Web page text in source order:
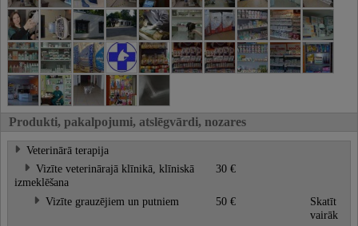
Produkti, pakalpojumi, atslēgvārdi, nozares
Veterinārā terapija
Vizīte veterinārajā klīnikā, klīniskā
izmeklēšana
30 €
Vizīte grauzējiem un putniem 50 €
Skatīt
vairāk